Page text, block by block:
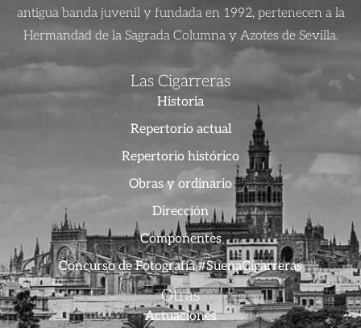
antigua banda juvenil y fundada en 1992, pertenecen a la
Hermandad de la Sagrada Columna y Azotes de Sevilla.
Las Cigarreras
Historia
Repertorio actual
Repertorio histórico
Obras y ordinario
Dirección
Componentes
Concurso de Fotografía #SuenaCigarreras
Otras
Actuaciones